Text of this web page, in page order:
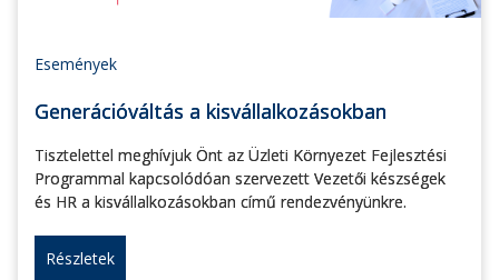
Események
Generációváltás a kisvállalkozásokban
Tisztelettel meghívjuk Önt az Üzleti Környezet Fejlesztési
Programmal kapcsolódóan szervezett Vezetői készségek
és HR a kisvállalkozásokban című rendezvényünkre.
Részletek